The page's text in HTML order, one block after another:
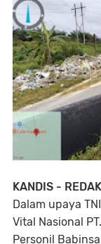
KANDIS -
Dalam upaya
Vital Nasional
Personil